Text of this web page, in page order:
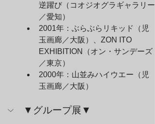
逆躍び（コオジオグラギャラリー
／愛知）
2001年：ぶらぶらリキッド（児
玉画廊／大阪）、ZON ITO
EXHIBITION（オン・サンデーズ
／東京）
2000年：山並みハイウエー（児
玉画廊／大阪）
▼グループ展▼